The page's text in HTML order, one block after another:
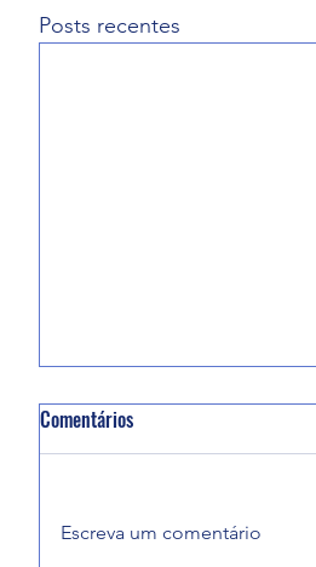
Posts recentes
Comentários
Escreva um comentário